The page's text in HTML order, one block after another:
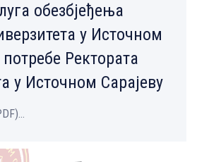
обезбјеђења
у Источном
потребе Ректората
у Источном Сарајеву